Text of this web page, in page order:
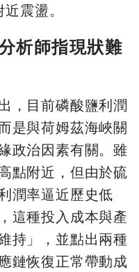
震盪。
析師指現狀難
，目前磷酸鹽利潤
是與荷姆茲海峽關
政治因素有關。雖
點附近，但由於硫
潤率逼近歷史低
這種投入成本與產
持」，並點出兩種
鏈恢復正常帶動成